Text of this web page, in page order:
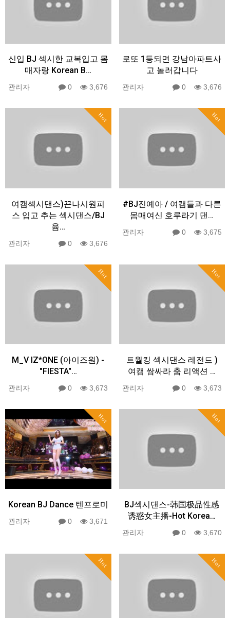
신입 BJ 섹시한 교복입고 몸
매자랑 Korean B…
관리자 0 3,676
로또 1등되면 강남아파트사
고 놀러갑니다
관리자 0 3,676
Hot
여캠섹시댄스)끈나시원피
스 입고 추는 섹시댄스/BJ
윰…
관리자 0 3,676
Hot
#BJ진예아 / 여캠들과 다른
몸매여신 호루라기 댄…
관리자 0 3,675
Hot
M_V IZ*ONE (아이즈원) -
"FIESTA"…
관리자 0 3,673
Hot
트월킹 섹시댄스 레전드 )
여캠 쌈싸라 춤 리액션 …
관리자 0 3,673
Hot
Korean BJ Dance 텐프로미
관리자 0 3,671
Hot
BJ섹시댄스-韩国极品性感
诱惑女主播-Hot Korea…
관리자 0 3,670
Hot Hot